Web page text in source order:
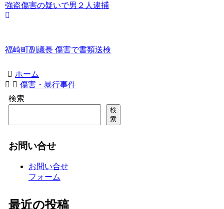
強盗傷害の疑いで男２人逮捕
福崎町副議長 傷害で書類送検
ホーム
傷害・暴行事件
検索
検
索
お問い合せ
お問い合せ
フォーム
最近の投稿